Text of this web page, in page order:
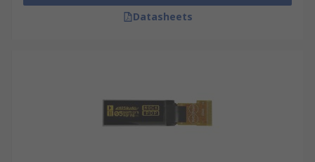
Datasheets